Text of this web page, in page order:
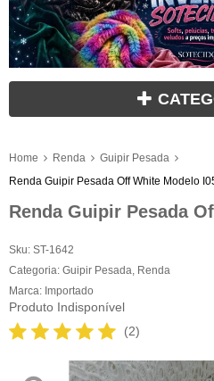
Home Renda
Guipir Pesada
Renda Guipir Pesada Off White Modelo
Renda Guipir Pesada
Sku: ST-1642
Categoria: Guipir Pesada Renda
Marca: Importado
Produto Indisponível
(2)